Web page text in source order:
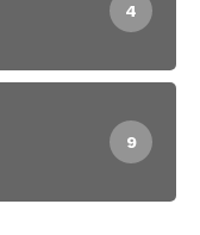
4
9